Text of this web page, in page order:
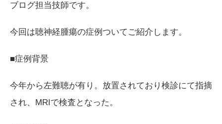
ブログ担当技師です。​​​
​​今回は聴神経腫瘍の症例ついてご紹介します。
■症例背景
今年から左難聴が有り。放置されており検診にて指摘
され、MRIで検査となった。